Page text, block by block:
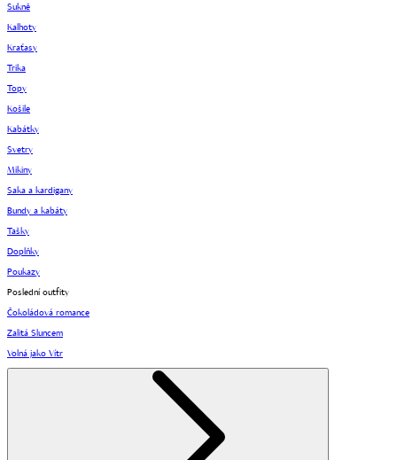
Sukně
Kalhoty
Kraťasy
Trika
Topy
Košile
Kabátky
Svetry
Mikiny
Saka a kardigany
Bundy a kabáty
Tašky
Doplňky
Poukazy
Poslední outfity
Čokoládová romance
Zalitá Sluncem
Volná jako Vítr